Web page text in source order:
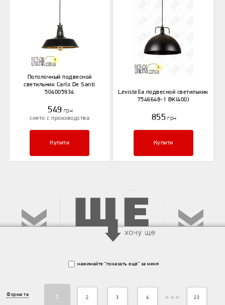
Потолочный подвесной
светильник Carlo De Santi
504005934
549 грн
снято с производства
Купити
Levistella подвесной светильник
7546648-1 BK(400)
855 грн
Купити
нажимайте "показать ещё" за меня
Форма та 1 2 3 4 ••• 23